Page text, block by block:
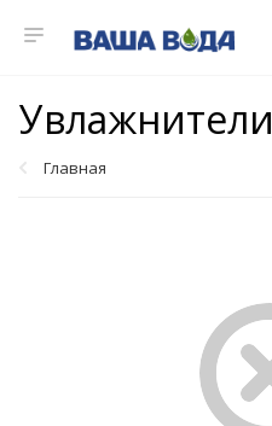
Увлажнители
Главная